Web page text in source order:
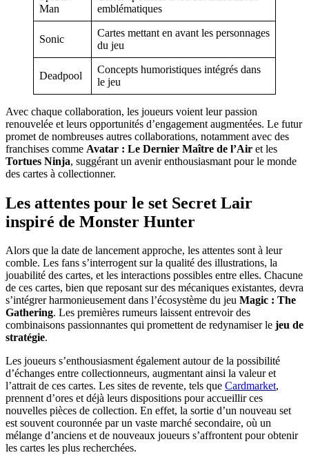
Man
emblématiques
Sonic
Cartes mettant en avant les personnages
du jeu
Deadpool
Concepts humoristiques intégrés dans
le jeu
Avec chaque collaboration, les joueurs voient leur passion
renouvelée et leurs opportunités d’engagement augmentées. Le futur
promet de nombreuses autres collaborations, notamment avec des
franchises comme Avatar : Le Dernier Maître de l’Air et les
Tortues Ninja, suggérant un avenir enthousiasmant pour le monde
des cartes à collectionner.
Les attentes pour le set Secret Lair
inspiré de Monster Hunter
Alors que la date de lancement approche, les attentes sont à leur
comble. Les fans s’interrogent sur la qualité des illustrations, la
jouabilité des cartes, et les interactions possibles entre elles. Chacune
de ces cartes, bien que reposant sur des mécaniques existantes, devra
s’intégrer harmonieusement dans l’écosystème du jeu Magic : The
Gathering. Les premières rumeurs laissent entrevoir des
combinaisons passionnantes qui promettent de redynamiser le jeu de
stratégie.
Les joueurs s’enthousiasment également autour de la possibilité
d’échanges entre collectionneurs, augmentant ainsi la valeur et
l’attrait de ces cartes. Les sites de revente, tels que Cardmarket,
prennent d’ores et déjà leurs dispositions pour accueillir ces
nouvelles pièces de collection. En effet, la sortie d’un nouveau set
est souvent couronnée par un vaste marché secondaire, où un
mélange d’anciens et de nouveaux joueurs s’affrontent pour obtenir
les cartes les plus recherchées.